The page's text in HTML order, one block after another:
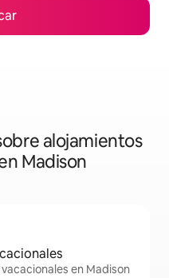
alojamientos
Madison
en Madison